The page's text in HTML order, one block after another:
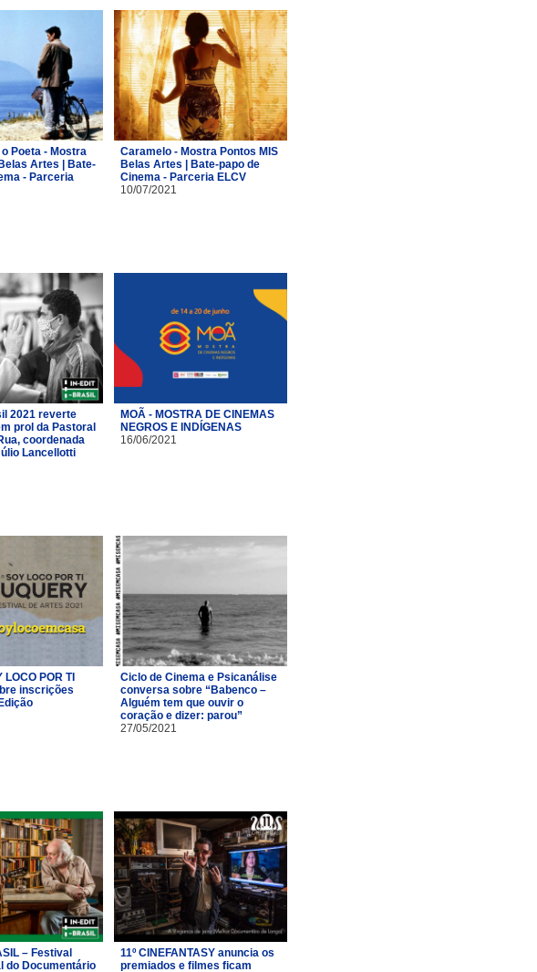
Poeta - Mostra
Artes | Bate-
- Parceria
Caramelo - Mostra Pontos MIS
Belas Artes | Bate-papo de
Cinema - Parceria ELCV
10/07/2021
2021 reverte
prol da Pastoral
coordenada
Lancellotti
MOÃ - MOSTRA DE CINEMAS
NEGROS E INDÍGENAS
16/06/2021
LOCO POR TI
inscrições
Ciclo de Cinema e Psicanálise
conversa sobre “Babenco –
Alguém tem que ouvir o
coração e dizer: parou”
27/05/2021
– Festival
do Documentário
11º CINEFANTASY anuncia os
premiados e filmes ficam